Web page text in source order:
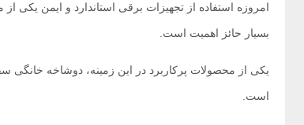
امروزه استفاده از تجهیزات برقی استاندارد و ایمن
بسیار حائز اهمیت است.
یکی از محصولات پرکاربرد در این زمینه، دوشاخه خانگی
است.